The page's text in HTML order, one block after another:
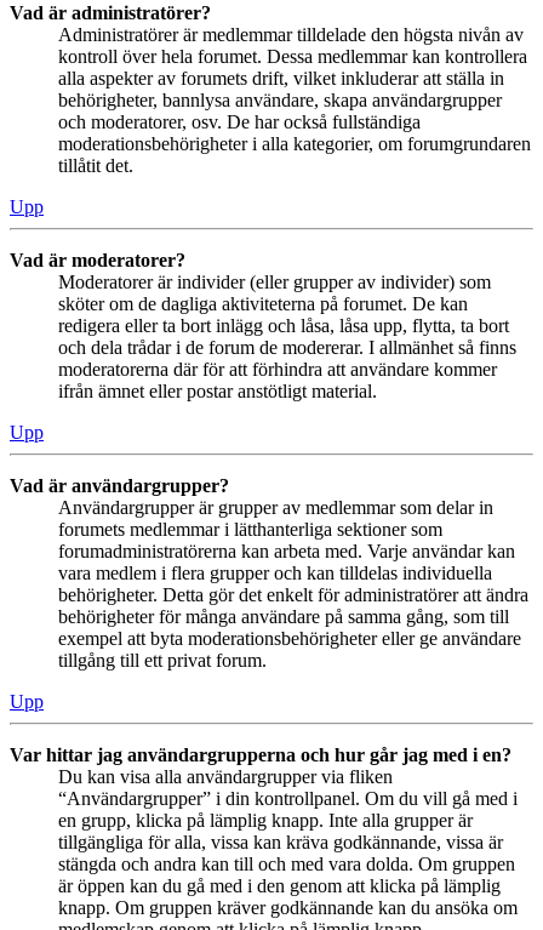
Vad är administratörer?
Administratörer är medlemmar tilldelade den högsta nivån av
kontroll över hela forumet. Dessa medlemmar kan kontrollera
alla aspekter av forumets drift, vilket inkluderar att ställa in
behörigheter, bannlysa användare, skapa användargrupper
och moderatorer, osv. De har också fullständiga
moderationsbehörigheter i alla kategorier, om forumgrundaren
tillåtit det.
Upp
Vad är moderatorer?
Moderatorer är individer (eller grupper av individer) som
sköter om de dagliga aktiviteterna på forumet. De kan
redigera eller ta bort inlägg och låsa, låsa upp, flytta, ta bort
och dela trådar i de forum de modererar. I allmänhet så finns
moderatorerna där för att förhindra att användare kommer
ifrån ämnet eller postar anstötligt material.
Upp
Vad är användargrupper?
Användargrupper är grupper av medlemmar som delar in
forumets medlemmar i lätthanterliga sektioner som
forumadministratörerna kan arbeta med. Varje användar kan
vara medlem i flera grupper och kan tilldelas individuella
behörigheter. Detta gör det enkelt för administratörer att ändra
behörigheter för många användare på samma gång, som till
exempel att byta moderationsbehörigheter eller ge användare
tillgång till ett privat forum.
Upp
Var hittar jag användargrupperna och hur går jag med i en?
Du kan visa alla användargrupper via fliken
“Användargrupper” i din kontrollpanel. Om du vill gå med i
en grupp, klicka på lämplig knapp. Inte alla grupper är
tillgängliga för alla, vissa kan kräva godkännande, vissa är
stängda och andra kan till och med vara dolda. Om gruppen
är öppen kan du gå med i den genom att klicka på lämplig
knapp. Om gruppen kräver godkännande kan du ansöka om